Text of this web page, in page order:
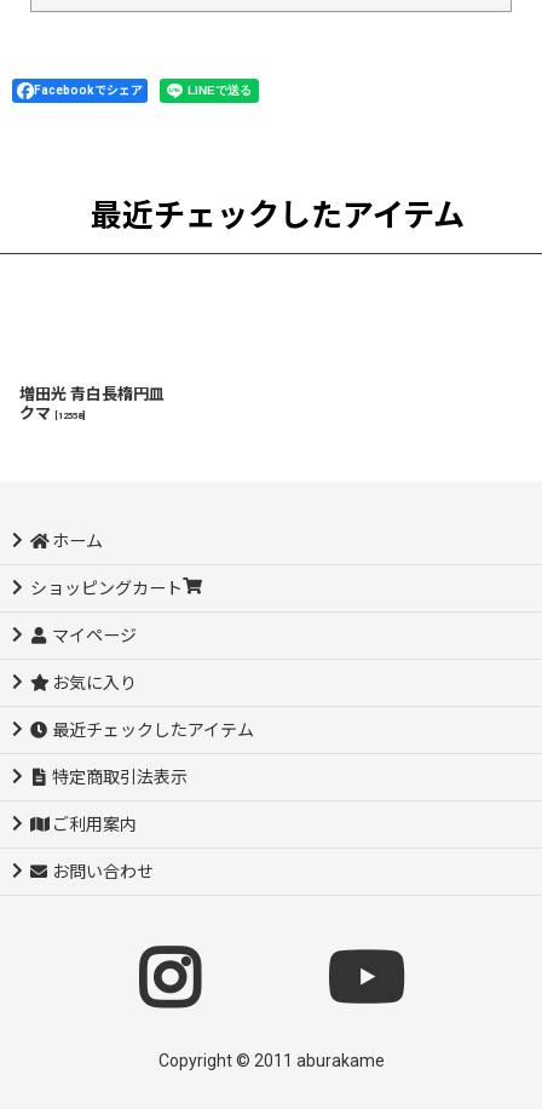
Facebookでシェア
最近チェックしたアイテム
増田光 青白長楕円皿
クマ
12558]
ホーム
ショッピングカート
マイページ
お気に入り
最近チェックしたアイテム
特定商取引法表示
ご利用案内
お問い合わせ
Copyright © 2011 aburakame